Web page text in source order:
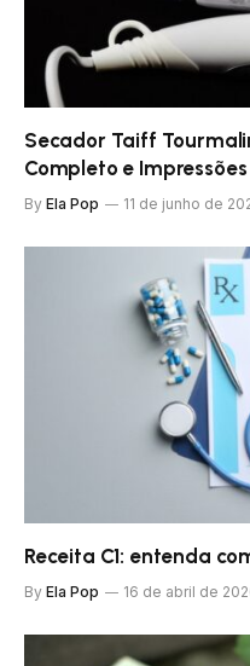
Secador Taiff
Completo e Impressões
By Ela Pop 11 de junho de
Receita C1: entenda
By Ela Pop 16 de abril de